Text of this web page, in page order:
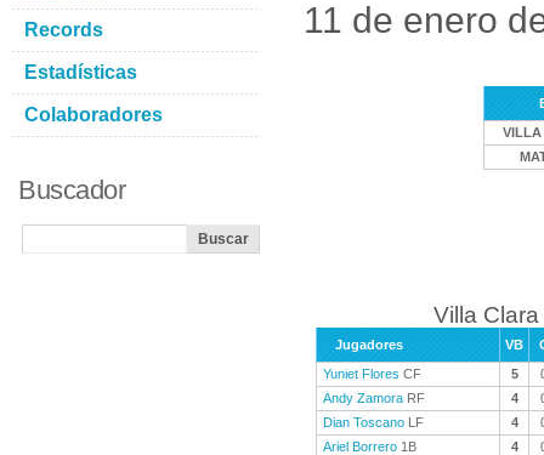
11 de enero
Villa
Jugadores VB
Yuniet Flores CF 5
Andy Zamora RF 4
Dian Toscano LF 4
Ariel Borrero 1B 4
Records
Estadísticas
Colaboradores
Buscador